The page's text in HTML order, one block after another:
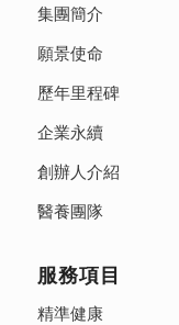
集團簡介
願景使命
歷年里程碑
企業永續
創辦人介紹
醫養團隊
服務項目
精準健康